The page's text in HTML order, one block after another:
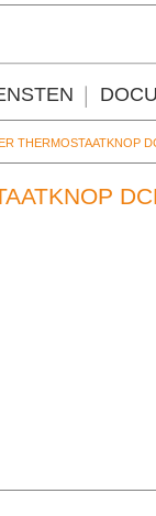
THERMOSTAATKNOP